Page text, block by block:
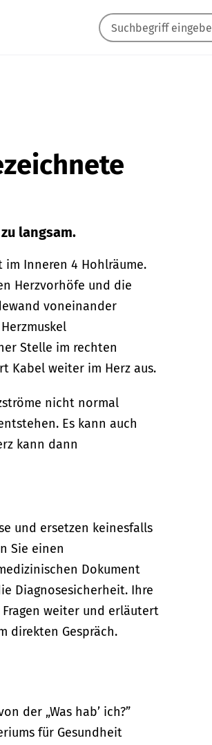
langsam.
im Inneren 4 Hohlräume.
Herzvorhöfe und die
voneinander
Stelle im rechten
Kabel weiter im Herz aus.
nicht normal
Es kann auch
kann dann
und ersetzen keinesfalls
Sie einen
Dokument
Diagnosesicherheit. Ihre
weiter und erläutert
direkten Gespräch.
der „Was hab’ ich?”
für Gesundheit